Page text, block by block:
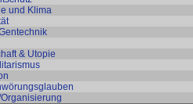
und Klima
& Utopie
Organisierung